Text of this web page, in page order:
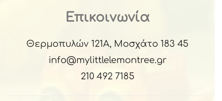
Επικοινωνία
Θερμοπυλών 121Α, Μοσχάτο 183 45
info@mylittlelemontree.gr
210 492 7185